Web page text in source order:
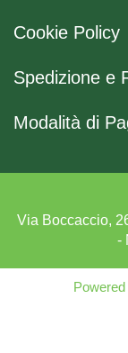
Cookie Policy
Spedizione e
Modalità di
Via Boccaccio,
-